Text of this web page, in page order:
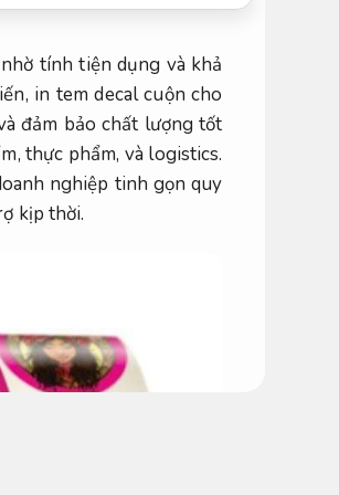
tính tiện dụng và khả
in tem decal cuộn cho
đảm bảo chất lượng tốt
thực phẩm, và logistics.
nghiệp tinh gọn quy
kịp thời.